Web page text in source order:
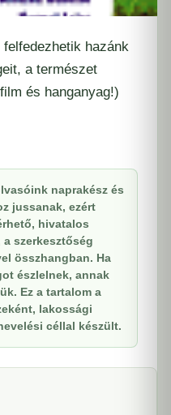
hazánk
a természet
és hanganyag!)
naprakész és
jussanak, ezért
hivatalos
szerkesztőség
összhangban. Ha
észlelnek, annak
Ez a tartalom a
lakossági
céllal készült.